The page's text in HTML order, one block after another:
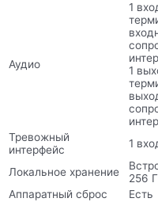
Аудио
1
1
Тревожный
интерфейс
1
Локальное хранение
256
Аппаратный сброс
Есть